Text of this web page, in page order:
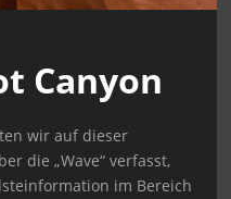
Canyon
wir auf dieser
die „Wave“ verfasst,
im Bereich